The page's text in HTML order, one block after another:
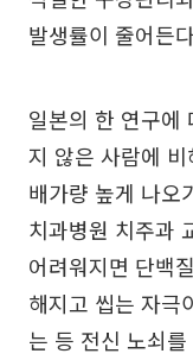
발생률이 줄어든
일본의 한 연구에
지 않은 사람에
배가량 높게 나오
치과병원 치주과
어려워지면 단백
해지고 씹는 자극
는 등 전신 노쇠